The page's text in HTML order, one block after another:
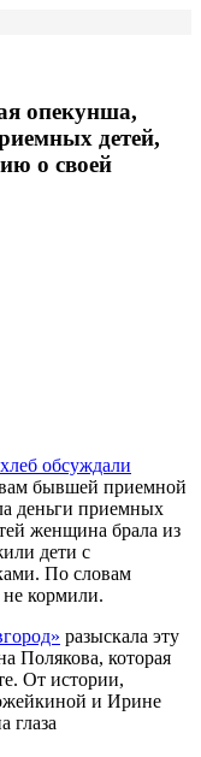
опекунша,
детей,
о своей
обсуждали
бывшей приемной
деньги приемных
женщина брала из
дети с
По словам
кормили.
разыскала эту
Полякова, которая
От истории,
и Ирине
глаза